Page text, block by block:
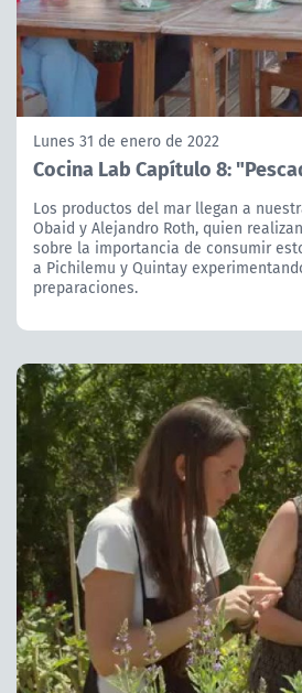
Lunes 31 de enero de 2022
Cocina Lab Capítulo 8:
Los productos del mar llegan a
Obaid y Alejandro Roth, quien
sobre la importancia de consumir
a Pichilemu y Quintay
preparaciones.